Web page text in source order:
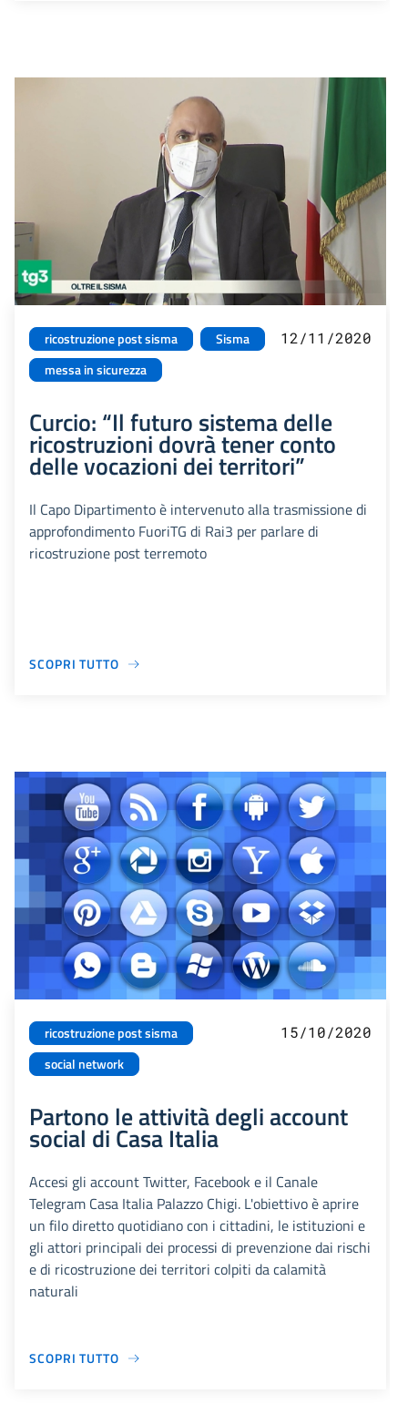
ricostruzione post sisma
Sisma
messa in sicurezza
12/11/2020
Curcio: “Il futuro sistema delle
ricostruzioni dovrà tener conto
delle vocazioni dei territori”
Il Capo Dipartimento è intervenuto alla trasmissione di
approfondimento FuoriTG di Rai3 per parlare di
ricostruzione post terremoto
SCOPRI TUTTO
ricostruzione post sisma
social network
15/10/2020
Partono le attività degli account
social di Casa Italia
Accesi gli account Twitter, Facebook e il Canale
Telegram Casa Italia Palazzo Chigi. L'obiettivo è aprire
un filo diretto quotidiano con i cittadini, le istituzioni e
gli attori principali dei processi di prevenzione dai rischi
e di ricostruzione dei territori colpiti da calamità
naturali
SCOPRI TUTTO